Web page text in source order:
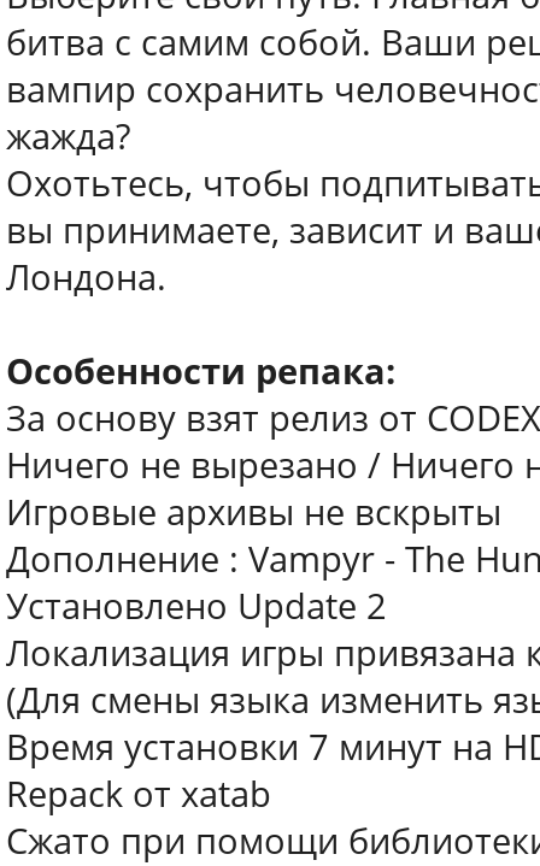
битва с самим собой. Ваши
вампир сохранить
жажда?
Охотьтесь, чтобы
вы принимаете, зависит и
Лондона.
Особенности репака:
За основу взят релиз от CODEX
Ничего не вырезано / Ничего
Игровые архивы не вскрыты
Дополнение : Vampyr - The
Установлено Update 2
Локализация игры привязана
(Для смены языка изменить
Время установки 7 минут на
Repack от xatab
Сжато при помощи